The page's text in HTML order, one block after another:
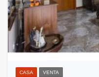
CASA VENTA